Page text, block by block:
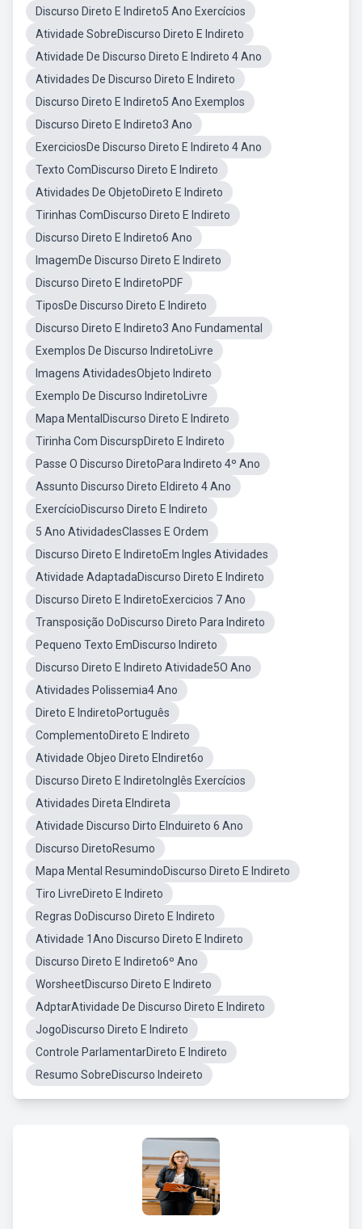
Discurso Direto E Indireto5 Ano Exercícios
Atividade SobreDiscurso Direto E Indireto
Atividade De Discurso Direto E Indireto 4 Ano
Atividades De Discurso Direto E Indireto
Discurso Direto E Indireto5 Ano Exemplos
Discurso Direto E Indireto3 Ano
ExerciciosDe Discurso Direto E Indireto 4 Ano
Texto ComDiscurso Direto E Indireto
Atividades De ObjetoDireto E Indireto
Tirinhas ComDiscurso Direto E Indireto
Discurso Direto E Indireto6 Ano
ImagemDe Discurso Direto E Indireto
Discurso Direto E IndiretoPDF
TiposDe Discurso Direto E Indireto
Discurso Direto E Indireto3 Ano Fundamental
Exemplos De Discurso IndiretoLivre
Imagens AtividadesObjeto Indireto
Exemplo De Discurso IndiretoLivre
Mapa MentalDiscurso Direto E Indireto
Tirinha Com DiscurspDireto E Indireto
Passe O Discurso DiretoPara Indireto 4º Ano
Assunto Discurso Direto EIdireto 4 Ano
ExercícioDiscurso Direto E Indireto
5 Ano AtividadesClasses E Ordem
Discurso Direto E IndiretoEm Ingles Atividades
Atividade AdaptadaDiscurso Direto E Indireto
Discurso Direto E IndiretoExercicios 7 Ano
Transposição DoDiscurso Direto Para Indireto
Pequeno Texto EmDiscurso Indireto
Discurso Direto E Indireto Atividade5O Ano
Atividades Polissemia4 Ano
Direto E IndiretoPortuguês
ComplementoDireto E Indireto
Atividade Objeo Direto EIndiret6o
Discurso Direto E IndiretoInglês Exercícios
Atividades Direta EIndireta
Atividade Discurso Dirto EInduireto 6 Ano
Discurso DiretoResumo
Mapa Mental ResumindoDiscurso Direto E Indireto
Tiro LivreDireto E Indireto
Regras DoDiscurso Direto E Indireto
Atividade 1Ano Discurso Direto E Indireto
Discurso Direto E Indireto6º Ano
WorsheetDiscurso Direto E Indireto
AdptarAtividade De Discurso Direto E Indireto
JogoDiscurso Direto E Indireto
Controle ParlamentarDireto E Indireto
Resumo SobreDiscurso Indeireto